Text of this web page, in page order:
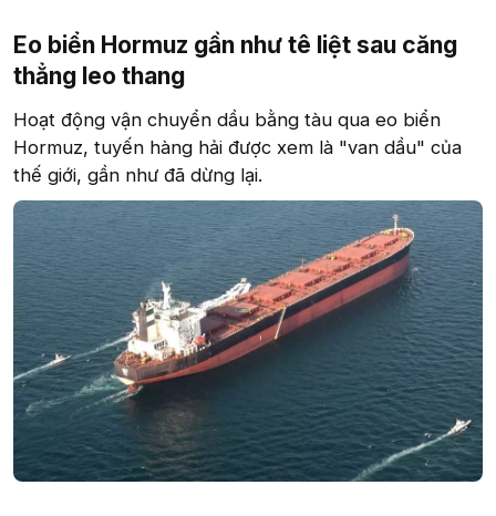
Eo biển Hormuz gần như tê liệt sau căng
thẳng leo thang
Hoạt động vận chuyển dầu bằng tàu qua eo biển
Hormuz, tuyến hàng hải được xem là "van dầu" của
thế giới, gần như đã dừng lại.